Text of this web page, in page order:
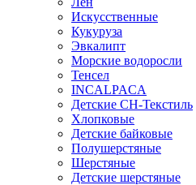
Искусственные
Кукуруза
Эвкалипт
Морские водоросли
Тенсел
INCALPACA
Детские СН-Текстиль
Хлопковые
Детские байковые
Полушерстяные
Шерстяные
Детские шерстяные